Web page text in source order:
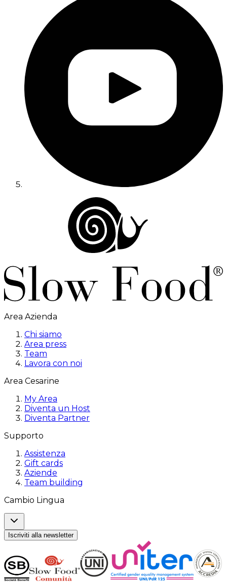
Area Azienda
Chi siamo
Area press
Team
Lavora con noi
Area Cesarine
My Area
Diventa un Host
Diventa Partner
Supporto
Assistenza
Gift cards
Aziende
Team building
Cambio Lingua
Iscriviti alla newsletter